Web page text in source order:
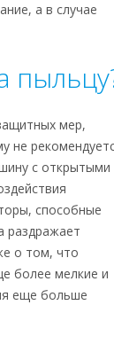
а в случае
мер,
не
с открытыми
способные
раздражает
о том, что
более мелкие и
еще больше